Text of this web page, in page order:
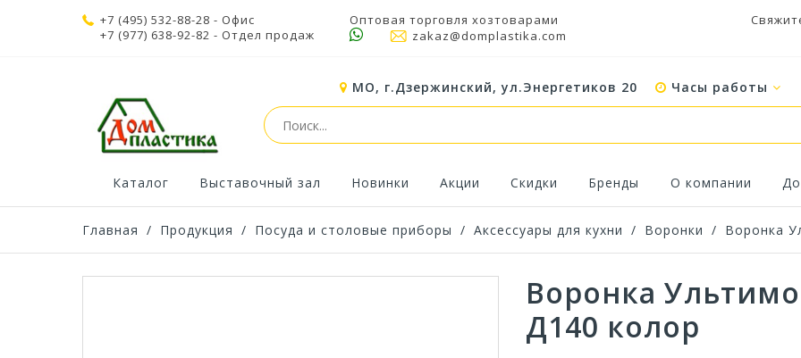
+7 (495) 532-88-28 - Офис
+7 (977) 638-92-82 - Отдел продаж
Оптовая торговля хозтоварами
zakaz@domplastika.com
МО, г.Дзержинский, ул.Энергетиков 20 Часы работы
Каталог Выставочный зал Новинки Акции Скидки Бренды О компании
Главная / Продукция / Посуда и столовые приборы / Аксессуары для кухни / Воронки / Воронка
Воронка
Д140 колор